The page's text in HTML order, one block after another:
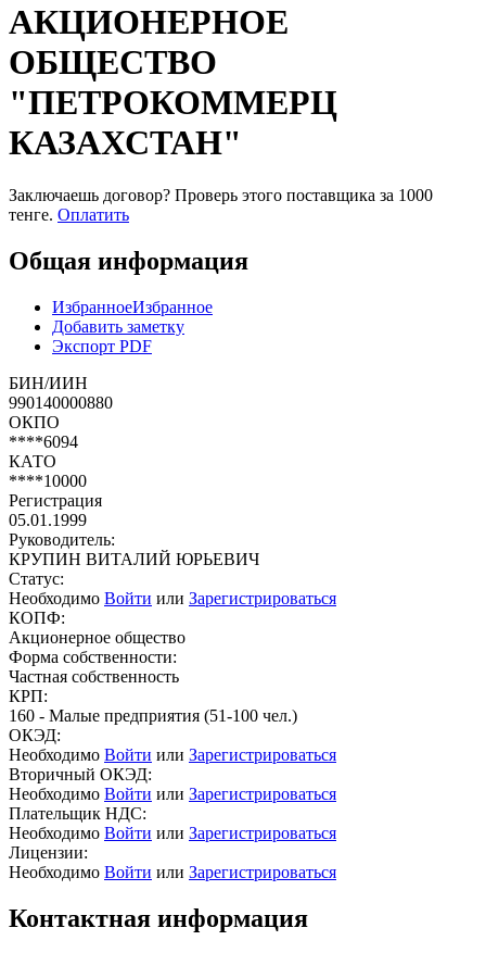
АКЦИОНЕРНОЕ
ОБЩЕСТВО
"ПЕТРОКОММЕРЦ
КАЗАХСТАН"
Заключаешь договор? Проверь этого поставщика за 1000
тенге. Оплатить
Общая информация
ИзбранноеИзбранное
Добавить заметку
Экспорт PDF
БИН/ИИН
990140000880
ОКПО
****6094
КАТО
****10000
Регистрация
05.01.1999
Руководитель:
КРУПИН ВИТАЛИЙ ЮРЬЕВИЧ
Статус:
Необходимо Войти или Зарегистрироваться
КОПФ:
Акционерное общество
Форма собственности:
Частная собственность
КРП:
160 - Малые предприятия (51-100 чел.)
ОКЭД:
Необходимо Войти или Зарегистрироваться
Вторичный ОКЭД:
Необходимо Войти или Зарегистрироваться
Плательщик НДС:
Необходимо Войти или Зарегистрироваться
Лицензии:
Необходимо Войти или Зарегистрироваться
Контактная информация